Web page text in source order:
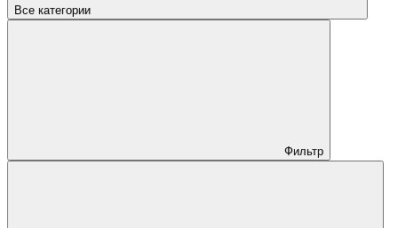
Все категории
Фильтр